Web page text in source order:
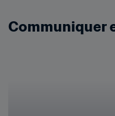
Communiquer